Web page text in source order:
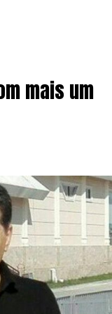
mais um